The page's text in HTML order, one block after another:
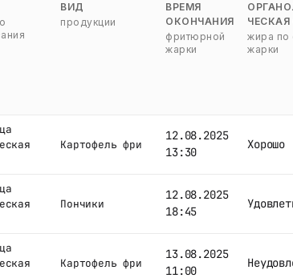
ВИД
продукции
ВРЕМЯ
ОКОНЧАНИЯ
фритюрной
жарки
жира по
жарки
Картофель фри
12.08.2025
13:30
Хорошо
Пончики
12.08.2025
18:45
Картофель фри
13.08.2025
11:00